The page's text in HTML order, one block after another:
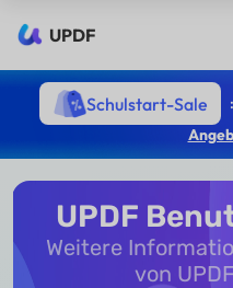
UPDF
Schulstart-Sale
UPDF
Weitere
von